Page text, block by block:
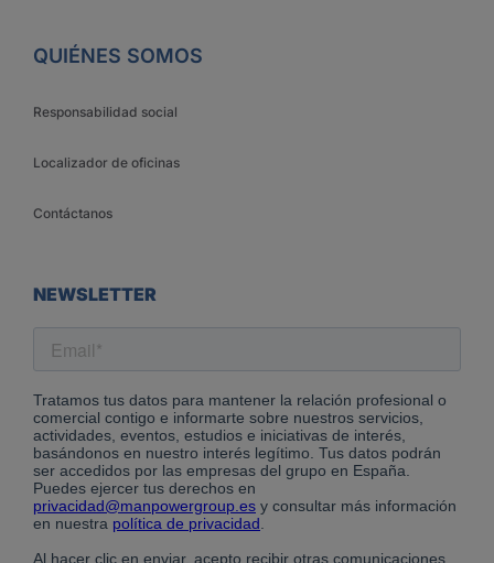
QUIÉNES SOMOS
Responsabilidad social
Localizador de oficinas
Contáctanos
NEWSLETTER